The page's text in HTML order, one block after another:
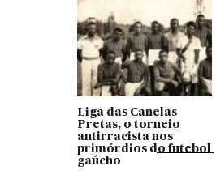
Liga das Canelas
Pretas, o torneio
antirracista nos
primórdios do futebol
gaúcho